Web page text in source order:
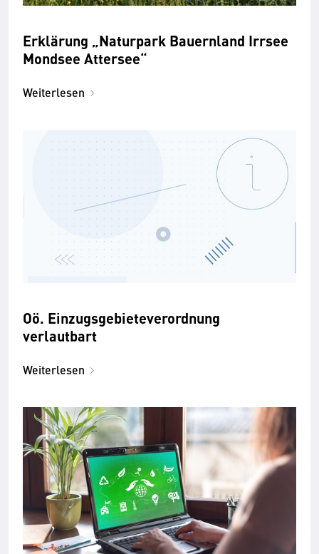
Erklärung „Naturpark Bauernland Irrsee
Mondsee Attersee“
Weiterlesen
Oö. Einzugsgebieteverordnung
verlautbart
Weiterlesen